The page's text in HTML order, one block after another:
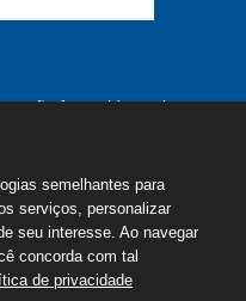
são fornecidas pelo
a alteração a qualquer
| Todos os direitos
semelhantes para
serviços, personalizar
seu interesse. Ao navegar
concorda com tal
de privacidade